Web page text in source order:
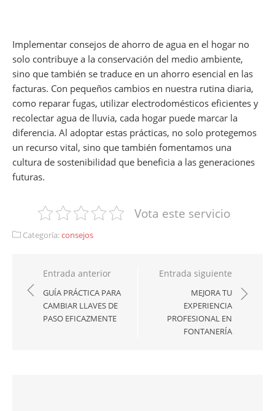
Implementar consejos de ahorro de agua en el hogar no
solo contribuye a la conservación del medio ambiente,
sino que también se traduce en un ahorro esencial en las
facturas. Con pequeños cambios en nuestra rutina diaria,
como reparar fugas, utilizar electrodomésticos eficientes y
recolectar agua de lluvia, cada hogar puede marcar la
diferencia. Al adoptar estas prácticas, no solo protegemos
un recurso vital, sino que también fomentamos una
cultura de sostenibilidad que beneficia a las generaciones
futuras.
Vota este servicio
Categoría:consejos
Navegación
de
entradas
Entrada anterior
GUÍA PRÁCTICA PARA
CAMBIAR LLAVES DE
PASO EFICAZMENTE
Entrada siguiente
MEJORA TU
EXPERIENCIA
PROFESIONAL EN
FONTANERÍA